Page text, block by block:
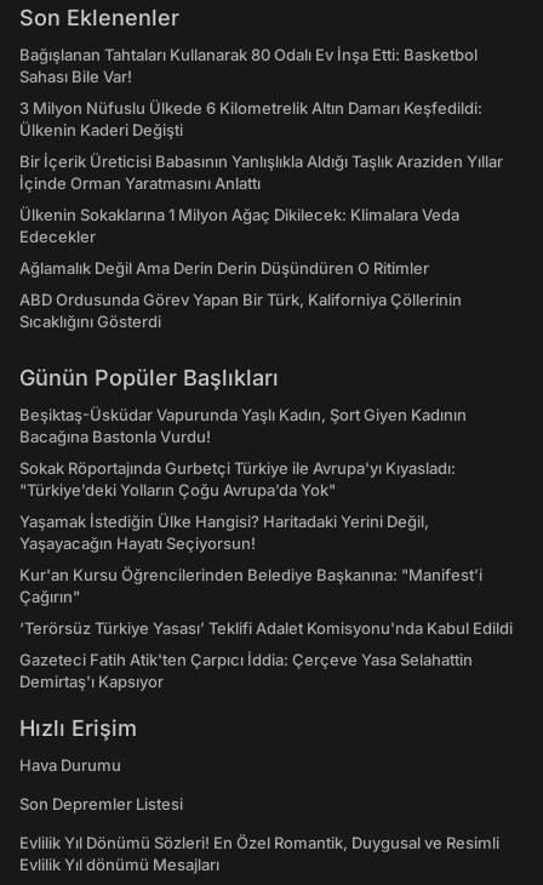
Son Eklenenler
Bağışlanan Tahtaları Kullanarak 80 Odalı Ev İnşa Etti: Basketbol
Sahası Bile Var!
3 Milyon Nüfuslu Ülkede 6 Kilometrelik Altın Damarı Keşfedildi:
Ülkenin Kaderi Değişti
Bir İçerik Üreticisi Babasının Yanlışlıkla Aldığı Taşlık Araziden Yıllar
İçinde Orman Yaratmasını Anlattı
Ülkenin Sokaklarına 1 Milyon Ağaç Dikilecek: Klimalara Veda
Edecekler
Ağlamalık Değil Ama Derin Derin Düşündüren O Ritimler
ABD Ordusunda Görev Yapan Bir Türk, Kaliforniya Çöllerinin
Sıcaklığını Gösterdi
Günün Popüler Başlıkları
Beşiktaş-Üsküdar Vapurunda Yaşlı Kadın, Şort Giyen Kadının
Bacağına Bastonla Vurdu!
Sokak Röportajında Gurbetçi Türkiye ile Avrupa'yı Kıyasladı:
"Türkiye’deki Yolların Çoğu Avrupa’da Yok"
Yaşamak İstediğin Ülke Hangisi? Haritadaki Yerini Değil,
Yaşayacağın Hayatı Seçiyorsun!
Kur'an Kursu Öğrencilerinden Belediye Başkanına: "Manifest’i
Çağırın"
‘Terörsüz Türkiye Yasası’ Teklifi Adalet Komisyonu'nda Kabul Edildi
Gazeteci Fatih Atik'ten Çarpıcı İddia: Çerçeve Yasa Selahattin
Demirtaş'ı Kapsıyor
Hızlı Erişim
Hava Durumu
Son Depremler Listesi
Evlilik Yıl Dönümü Sözleri! En Özel Romantik, Duygusal ve Resimli
Evlilik Yıl dönümü Mesajları